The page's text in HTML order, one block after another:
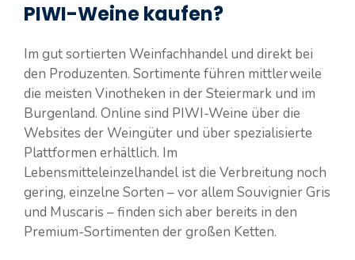
PIWI-Weine kaufen?
Im gut sortierten Weinfachhandel und direkt bei
den Produzenten. Sortimente führen mittlerweile
die meisten Vinotheken in der Steiermark und im
Burgenland. Online sind PIWI-Weine über die
Websites der Weingüter und über spezialisierte
Plattformen erhältlich. Im
Lebensmitteleinzelhandel ist die Verbreitung noch
gering, einzelne Sorten – vor allem Souvignier Gris
und Muscaris – finden sich aber bereits in den
Premium-Sortimenten der großen Ketten.